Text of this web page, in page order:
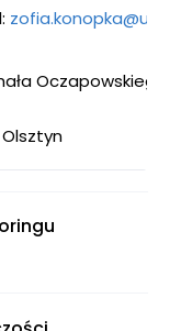
Oczapowskiego
Olsztyn